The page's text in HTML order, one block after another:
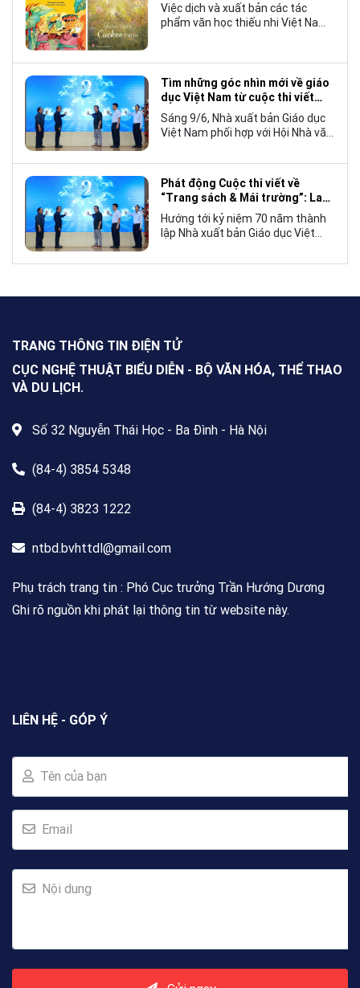
Việc dịch và xuất bản các tác
phẩm văn học thiếu nhi Việt Nam
tế, mà còn góp phần đưa những
câu chuyện mang đậm bản sắc
văn hóa Việt Nam bước ra thế giới.
Tìm những góc nhìn mới về giáo
dục Việt Nam từ cuộc thi viết
“Trang sách và Mái trường”
Sáng 9/6, Nhà xuất bản Giáo dục
Việt Nam phối hợp với Hội Nhà văn
cuộc thi viết về “Trang sách và
Mái trường”, hướng tới kỷ niệm 70
năm thành lập Nhà xuất bản Giáo
dục Việt Nam vào năm 2027.
Phát động Cuộc thi viết về
“Trang sách & Mái trường”: Lan
tỏa tình yêu học tập, tôn vinh
những giá trị bền vững của giáo
dục
Hướng tới kỷ niệm 70 năm thành
lập Nhà xuất bản Giáo dục Việt
NXBGDVN phối hợp với Hội Nhà
Nam trong và ngoài nước, không
giới hạn độ tuổi, nghề nghiệp hay
nơi cư trú.
TRANG THÔNG TIN ĐIỆN TỬ
CỤC NGHỆ THUẬT BIỂU DIỄN - BỘ VĂN HÓA, THỂ THAO
VÀ DU LỊCH.
Số 32 Nguyễn Thái Học - Ba Đình - Hà Nội
(84-4) 3854 5348
(84-4) 3823 1222
ntbd.bvhttdl@gmail.com
Phụ trách trang tin : Phó Cục trưởng Trần Hướng Dương
Ghi rõ nguồn khi phát lại thông tin từ website này.
LIÊN HỆ - GÓP Ý
Tên của bạn
Email
Nội dung